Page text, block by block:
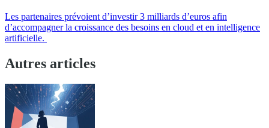
Les partenaires prévoient d’investir 3 milliards d’euros afin
d’accompagner la croissance des besoins en cloud et en intelligence
artificielle.
Autres articles